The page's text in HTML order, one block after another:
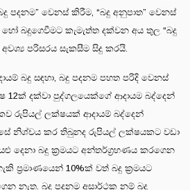
පදනම” වෙනස් කිරීම, “බදු අනුපාත” වෙනස්
බදුගෙවීමට කැමැත්ත දක්වන අය තුල “බදු
පරිසරය සැකසීම සිදු කරයි.
බදු සඳහා, බදු පදනම පහත පරිදි වෙනස්
දක්වා පුද්ගලයෙක්ගේ ආදායම බද්දෙන්
රුපියල් ලක්ෂයක් ආදායම් බද්දෙන්
නිශ්චය කර තිබුනද රුපියල් ලක්ෂයකට වඩා
දෙනා බදු ක්‍රමයට අන්තර්ග්‍රහණය කරගෙන
ප්‍රමාණයෙන් 10%ක් වත් බදු ක්‍රමයට
නැත. බදු පදනම අසාර්ථක නම් බදු